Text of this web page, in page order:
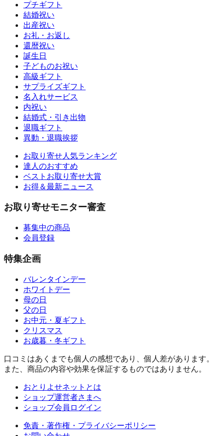
プチギフト
結婚祝い
出産祝い
お礼・お返し
還暦祝い
誕生日
子どものお祝い
高級ギフト
サプライズギフト
名入れサービス
内祝い
結婚式・引き出物
退職ギフト
異動・退職挨拶
お取り寄せ人気ランキング
達人のおすすめ
ベストお取り寄せ大賞
お得＆最新ニュース
お取り寄せモニター審査
募集中の商品
会員登録
特集企画
バレンタインデー
ホワイトデー
母の日
父の日
お中元・夏ギフト
クリスマス
お歳暮・冬ギフト
口コミはあくまでも個人の感想であり、個人差があります。
また、商品の内容や効果を保証するものではありません。
おとりよせネットとは
ショップ運営者さまへ
ショップ会員ログイン
免責・著作権・プライバシーポリシー